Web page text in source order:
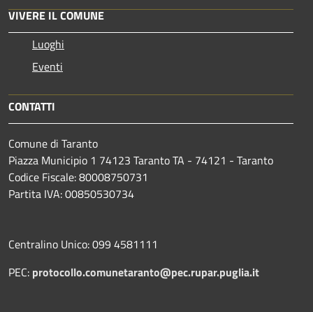
VIVERE IL COMUNE
Luoghi
Eventi
CONTATTI
Comune di Taranto
Piazza Municipio 1 74123 Taranto TA - 74121 - Taranto
Codice Fiscale: 80008750731
Partita IVA: 00850530734
Centralino Unico: 099 4581111
PEC: protocollo.comunetaranto@pec.rupar.puglia.it